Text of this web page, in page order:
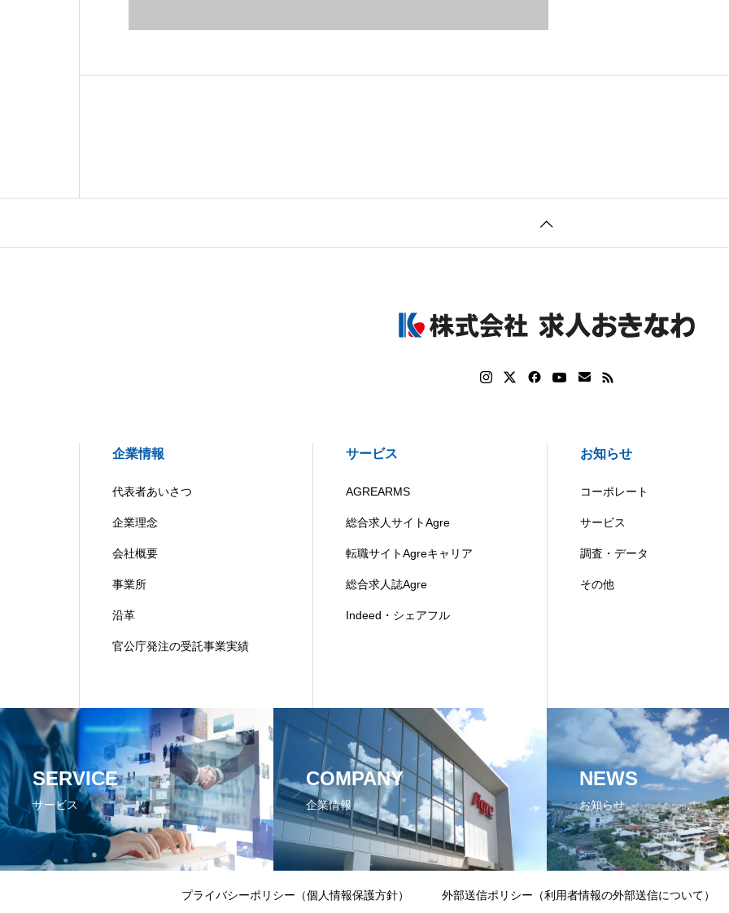
企業情報
代表者あいさつ
企業理念
会社概要
事業所
沿革
官公庁発注の受託事業実績
サービス
AGREARMS
総合求人サイトAgre
転職サイトAgreキャリア
総合求人誌Agre
Indeed・シェアフル
お知らせ
コーポレート
サービス
調査・データ
その他
SERVICE
サービス
COMPANY
企業情報
NEWS
お知らせ
プライバシーポリシー（個人情報保護方針） 外部送信ポリシー（利用者情報の外部送信について）